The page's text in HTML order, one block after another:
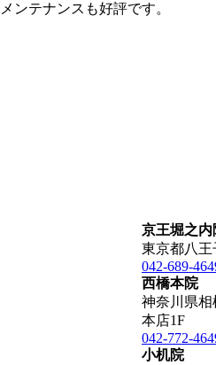
ンテナンスも好評です。
京王堀之内
東京都八
042-689-
西橋本院
神奈川県
本店1F
042-772-
小机院